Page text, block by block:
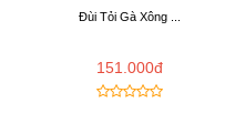
Đùi Tỏi Gà Xông ...
151.000đ